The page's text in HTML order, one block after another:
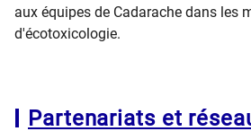
aux équipes de Cadarache dans les
d'écotoxicologie.
Partenariats et